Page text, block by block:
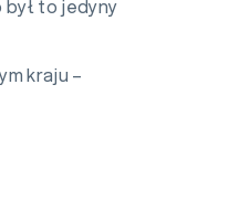
to jedyny
kraju –